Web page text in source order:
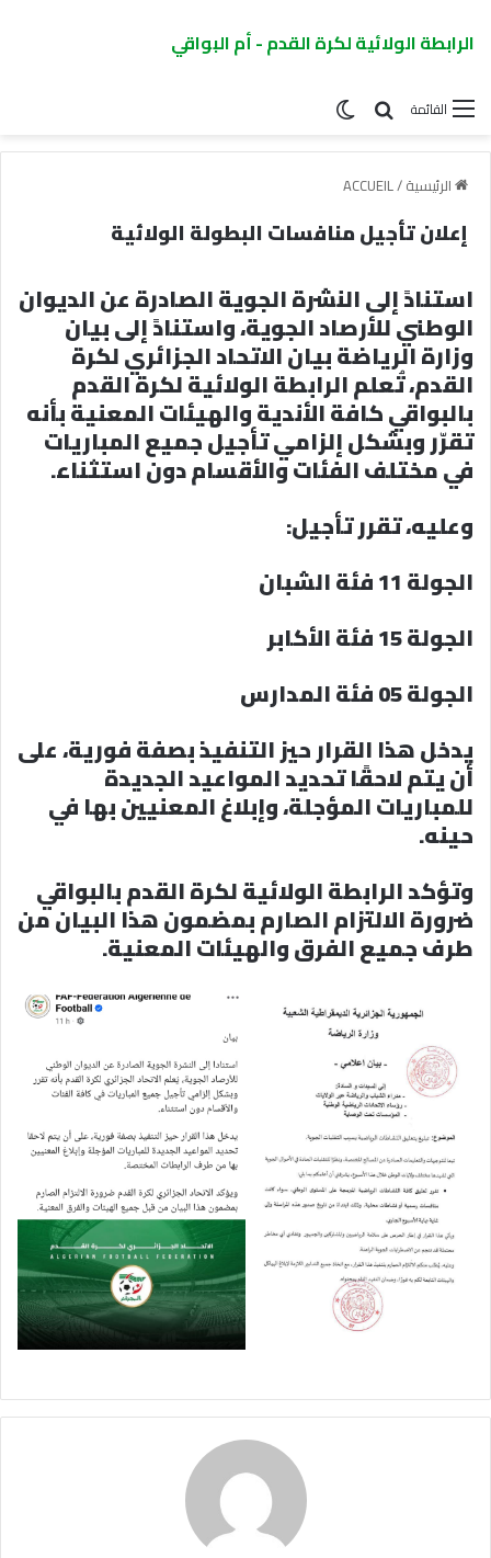
الرابطة الولائية لكرة القدم - أم البواقي
القائمة
الرئيسية/
ACCUEIL
إعلان تأجيل منافسات البطولة الولائية
استنادً إلى النشرة الجوية الصادرة عن الديوان
الوطني للأرصاد الجوية، واستنادً إلى بيان
وزارة الرياضة بيان الاتحاد الجزائري لكرة
القدم، تُعلم الرابطة الولائية لكرة القدم
بالبواقي كافة الأندية والهيئات المعنية بأنه
تقرّر وبشكل إلزامي تأجيل جميع المباريات
في مختلف الفئات والأقسام دون استثناء.
وعليه، تقرر تأجيل:
الجولة 11 فئة الشبان
الجولة 15 فئة الأكابر
الجولة 05 فئة المدارس
يدخل هذا القرار حيز التنفيذ بصفة فورية، على
أن يتم لاحقًا تحديد المواعيد الجديدة
للمباريات المؤجلة، وإبلاغ المعنيين بها في
حينه.
وتؤكد الرابطة الولائية لكرة القدم بالبواقي
ضرورة الالتزام الصارم بمضمون هذا البيان من
طرف جميع الفرق والهيئات المعنية.